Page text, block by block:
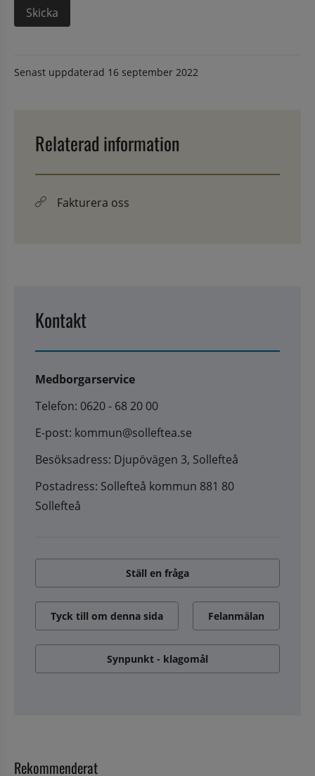
Senast uppdaterad 16 september 2022
Relaterad information
Fakturera oss
Kontakt
Medborgarservice
Telefon: 0620 - 68 20 00
E-post: kommun@solleftea.se
Besöksadress: Djupövägen 3, Sollefteå
Postadress: Sollefteå kommun 881 80
Sollefteå
Ställ en fråga
Tyck till om denna sida Felanmälan
Synpunkt - klagomål
Rekommenderat